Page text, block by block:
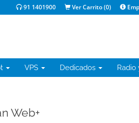
91 1401900 Ver Carrito (0)
VPS Dedicados Radio
Web+